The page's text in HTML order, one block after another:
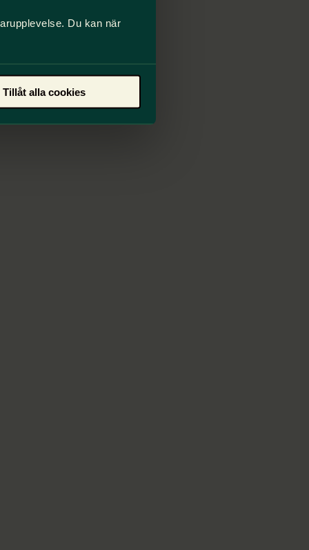
Du kan när
Tillåt alla cookies